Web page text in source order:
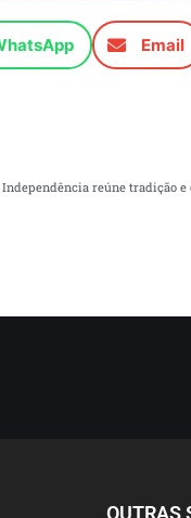
Email
Independência reúne tradição